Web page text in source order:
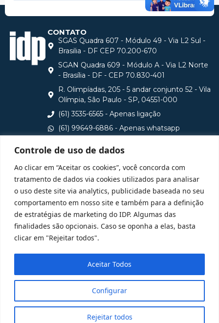
Controle de uso de dados
Ao clicar em “Aceitar os cookies”, você concorda com
tratamento de dados via cookies utilizados para analisar
o uso deste site via analytics, publicidade baseada no seu
comportamento em nosso site e também para a definição
de estratégias de marketing do IDP. Algumas das
finalidades são opcionais. Caso se oponha a elas, basta
clicar em "Rejeitar todos".
Configurar
Rejeitar todos
Aceitar Todos
CONTATO
SGAS Quadra 607 - Módulo 49 - Via L2 Sul -
Brasilia - DF CEP 70.200-670
SGAN Quadra 609 - Módulo A - Via L2 Norte
- Brasília - DF - CEP 70.830-401
R. Olimpíadas, 205 - 5 andar conjunto 52 - Vila
Olímpia, São Paulo - SP, 04551-000
(61) 3535-6565 - Apenas ligação
(61) 99649-6886 - Apenas whatsapp
Consulte aqui o cadastro da Instituição no Sistema e-
MEC
@ 2025 Todos Direitos Reservados